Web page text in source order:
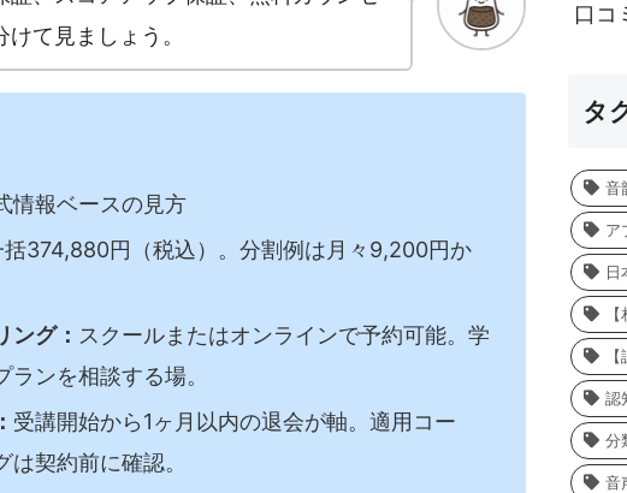
て見ましょう。
情報ベースの見方
括374,880円（税込）。分割例は月々9,200円か
ング： スクールまたはオンラインで予約可能。学
ランを相談する場。
受講開始から1ヶ月以内の退会が軸。適用コー
は契約前に確認。
口コ
タ
音
ア
日
認
分
音